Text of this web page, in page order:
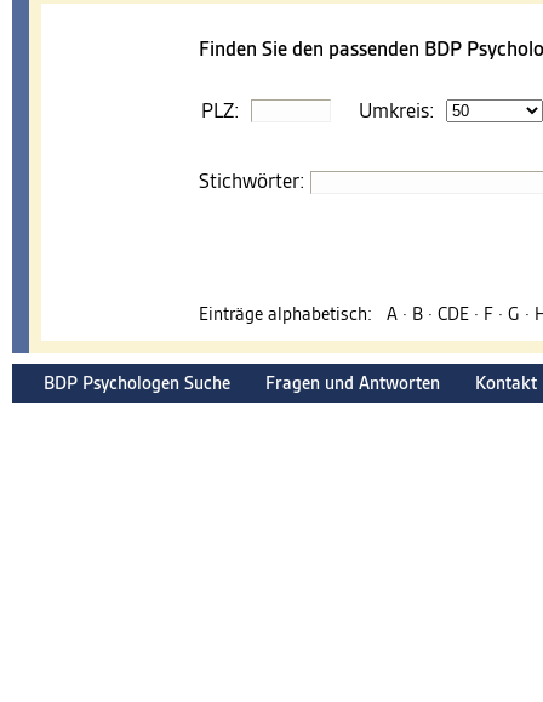
Finden Sie den passenden BDP
PLZ: Umkreis:
Stichwörter:
Einträge alphabetisch: A· B· CDE· F· G ·
BDP Psychologen Suche Fragen und Antworten Kontakt